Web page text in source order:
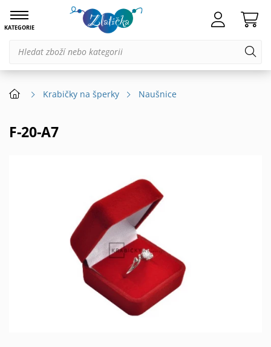
KATEGORIE
Krabičky na šperky Naušnice
F-20-A7